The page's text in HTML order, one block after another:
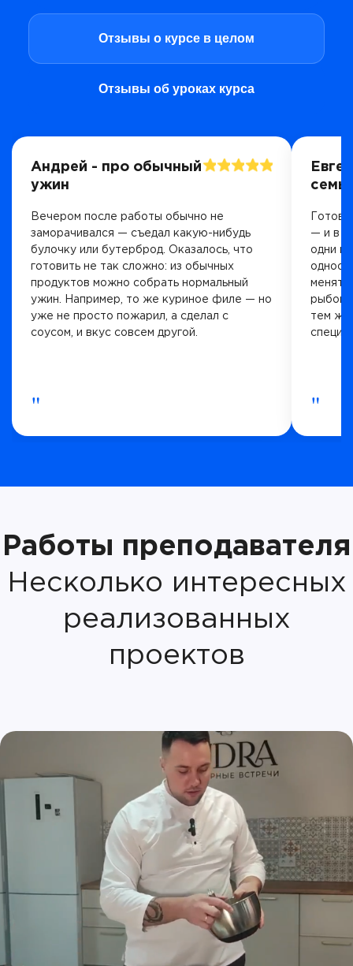
Отзывы о курсе в целом
Отзывы об уроках курса
Андрей - про обычный
ужин
Вечером после работы обычно не
заморачивался — съедал какую-нибудь
булочку или бутерброд. Оказалось, что
готовить не так сложно: из обычных
продуктов можно собрать нормальный
ужин. Например, то же куриное филе — но
уже не просто пожарил, а сделал с
соусом, и вкус совсем другой.
"
— и в
одни и
менять
рыбой,
тем же
"
Работы преподавателя
Несколько интересных
реализованных
проектов